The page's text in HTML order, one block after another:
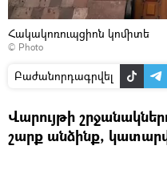
Հակակոռուպցիոն կոմիտե
© Photo
Բաժանորդագրվել
Վարույթի
շարք անձինք,